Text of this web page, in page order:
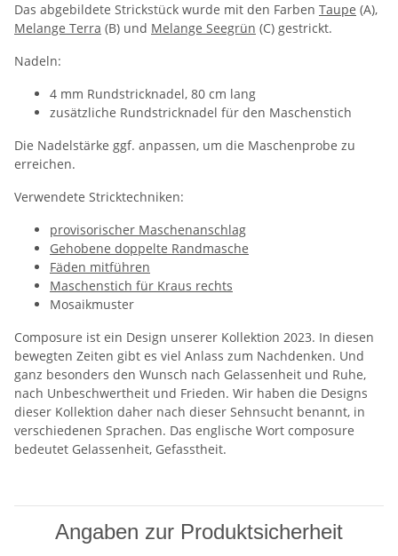
Das abgebildete Strickstück wurde mit den Farben Taupe (A),
Melange Terra (B) und Melange Seegrün (C) gestrickt.
Nadeln:
4 mm Rundstricknadel, 80 cm lang
zusätzliche Rundstricknadel für den Maschenstich
Die Nadelstärke ggf. anpassen, um die Maschenprobe zu
erreichen.
Verwendete Stricktechniken:
provisorischer Maschenanschlag
Gehobene doppelte Randmasche
Fäden mitführen
Maschenstich für Kraus rechts
Mosaikmuster
Composure ist ein Design unserer Kollektion 2023. In diesen
bewegten Zeiten gibt es viel Anlass zum Nachdenken. Und
ganz besonders den Wunsch nach Gelassenheit und Ruhe,
nach Unbeschwertheit und Frieden. Wir haben die Designs
dieser Kollektion daher nach dieser Sehnsucht benannt, in
verschiedenen Sprachen. Das englische Wort composure
bedeutet Gelassenheit, Gefasstheit.
Angaben zur Produktsicherheit